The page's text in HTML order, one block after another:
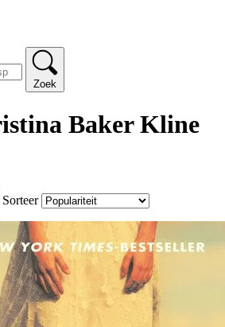
Zoek
Baker Kline
Sorteer